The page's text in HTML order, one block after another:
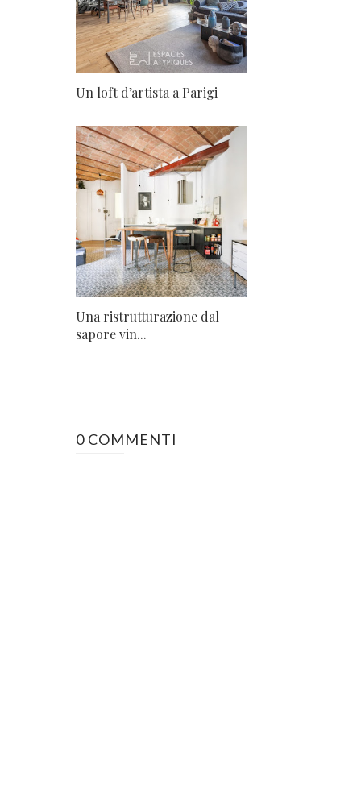
Un loft d’artista a Parigi
Una ristrutturazione dal
sapore vin...
0 COMMENTI